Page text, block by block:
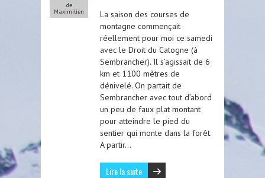
de
Maximilien
La saison des courses de
montagne commençait
réellement pour moi ce samedi
avec le Droit du Catogne (à
Sembrancher). Il s’agissait de 6
km et 1100 mètres de
dénivelé. On partait de
Sembrancher avec tout d’abord
un peu de faux plat montant
pour atteindre le pied du
sentier qui monte dans la forêt.
A partir…
Lire la suite